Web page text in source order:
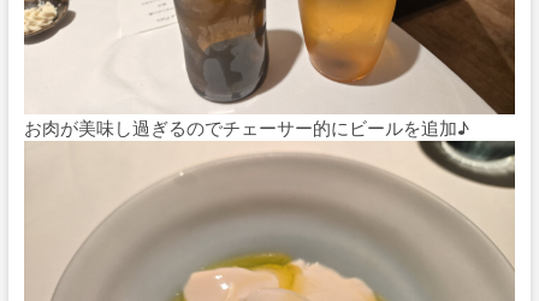
お肉が美味し過ぎるのでチェーサー的にビールを追加♪